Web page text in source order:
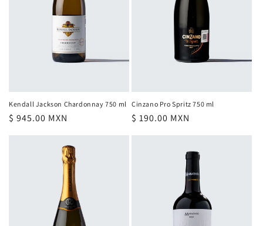
Kendall Jackson Chardonnay 750 ml
Precio
$ 945.00 MXN
Cinzano Pro Spritz 750 ml
Precio
$ 190.00 MXN